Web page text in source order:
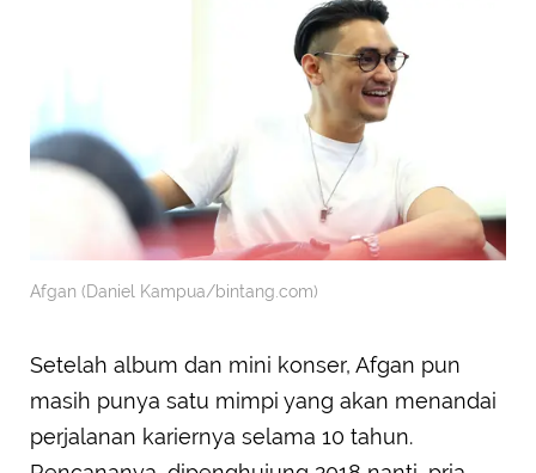
Afgan (Daniel Kampua/bintang.com)
Setelah album dan mini konser, Afgan pun
masih punya satu mimpi yang akan menandai
perjalanan kariernya selama 10 tahun.